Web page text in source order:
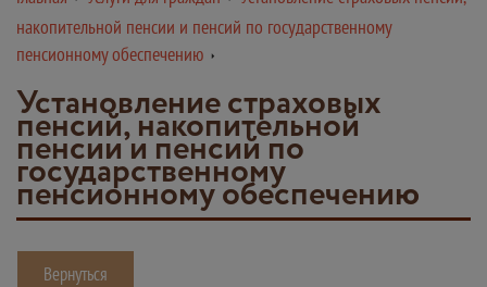
накопительной пенсии и пенсий по государственному
пенсионному обеспечению
Установление страховых
пенсий, накопительной
пенсии и пенсий по
государственному
пенсионному обеспечению
Вернуться